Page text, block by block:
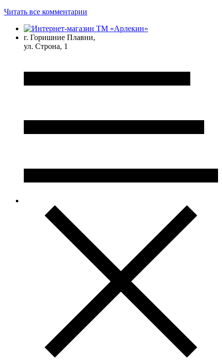
Читать все комментарии
г. Горишние Плавни,
ул. Строна, 1